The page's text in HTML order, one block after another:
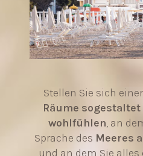
Stellen Sie sich
Räume
wohlfühlen, an
Sprache des Meeres
und an dem Sie